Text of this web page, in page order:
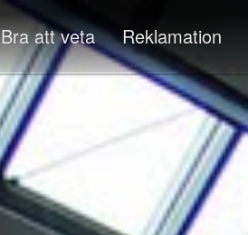
Bra att veta Reklamation